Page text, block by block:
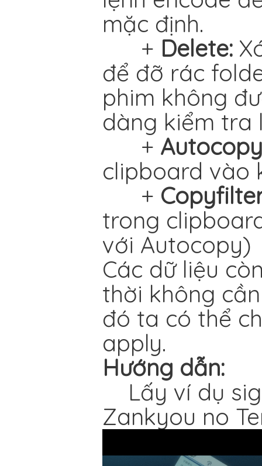
mặc định.
+ Delete:
để đỡ rác
phim không
dàng kiểm tra
+
clipboard vào
+
trong
với Autocopy)
Các dữ liệu
thời không
đó ta có thể
apply.
Hướng dẫn:
Lấy ví dụ
Zankyou no